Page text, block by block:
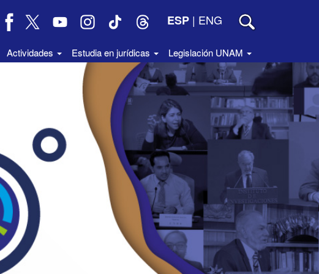
ESP | ENG
Actividades Estudia en jurídicas Legislación UNAM